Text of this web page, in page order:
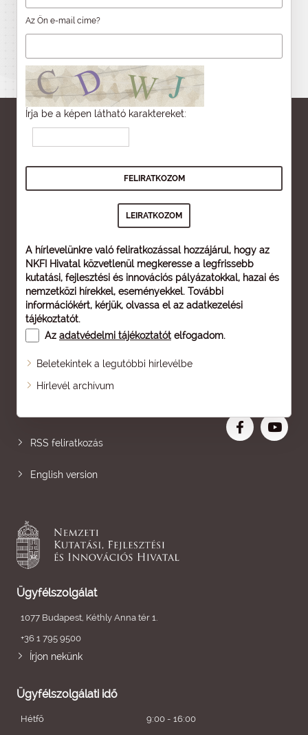
Az Ön e-mail címe?
Írja be a képen látható karaktereket:
A hírlevelünkre való feliratkozással hozzájárul, hogy az
NKFI Hivatal közvetlenül megkeresse a legfrissebb
kutatási, fejlesztési és innovációs pályázatokkal, hazai és
nemzetközi hírekkel, eseményekkel. További
információkért, kérjük, olvassa el az adatkezelési
tájékoztatót.
Az adatvédelmi tájékoztatót elfogadom.
Beletekintek a legutóbbi hírlevélbe
Hírlevél archívum
Oldaltérkép
RSS feliratkozás
English version
Ügyfélszolgálat
1077 Budapest, Kéthly Anna tér 1.
+36 1 795 9500
Írjon nekünk
Ügyfélszolgálati idő
Hétfő
9:00 - 16:00